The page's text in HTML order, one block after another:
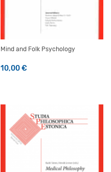
Mind and Folk Psychology
10,00€